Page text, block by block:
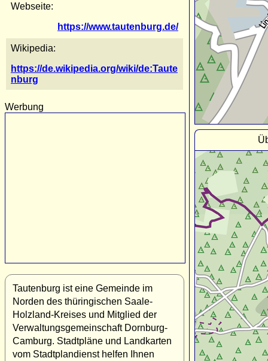
Webseite:
https://www.tautenburg.de/
Wikipedia:
https://de.wikipedia.org/wiki/de:Taute
nburg
Werbung
Tautenburg ist eine Gemeinde im
Norden des thüringischen Saale-
Holzland-Kreises und Mitglied der
Verwaltungsgemeinschaft Dornburg-
Camburg. Stadtpläne und Landkarten
vom Stadtplandienst helfen Ihnen